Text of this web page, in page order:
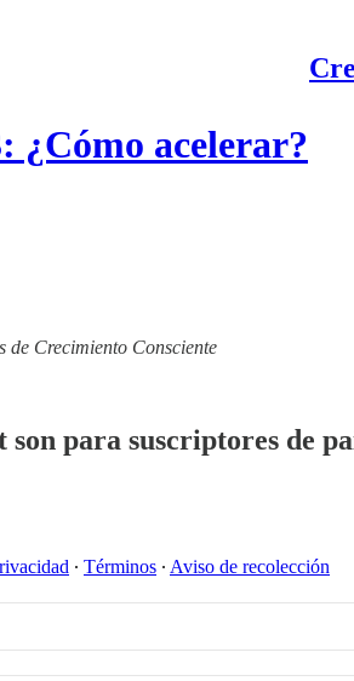
¿Cómo acelerar?
de Crecimiento Consciente
son para suscriptores de
∙ Términos ∙ Aviso de recolección